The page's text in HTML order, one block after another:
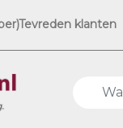
klanten